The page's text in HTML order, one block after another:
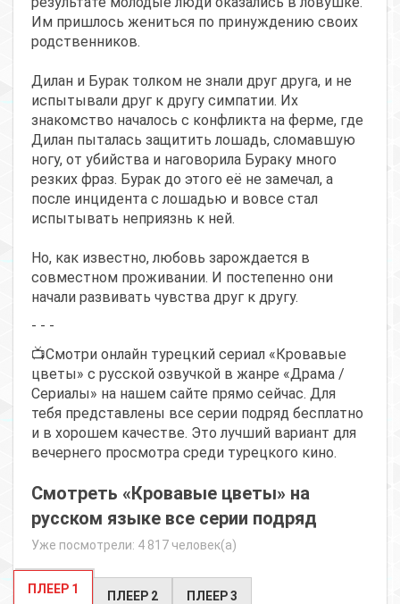
Им пришлось жениться по принуждению своих
родственников.
Дилан и Бурак толком не знали друг друга, и не
испытывали друг к другу симпатии. Их
знакомство началось с конфликта на ферме, где
Дилан пыталась защитить лошадь, сломавшую
ногу, от убийства и наговорила Бураку много
резких фраз. Бурак до этого её не замечал, а
после инцидента с лошадью и вовсе стал
испытывать неприязнь к ней.
Но, как известно, любовь зарождается в
совместном проживании. И постепенно они
начали развивать чувства друг к другу.
- - -
📺Смотри онлайн турецкий сериал «Кровавые
цветы» с русской озвучкой в жанре «Драма /
Сериалы» на нашем сайте прямо сейчас. Для
тебя представлены все серии подряд бесплатно
и в хорошем качестве. Это лучший вариант для
вечернего просмотра среди турецкого кино.
Смотреть «Кровавые цветы» на
русском языке все серии подряд
Уже посмотрели: 4 817 человек(а)
ПЛЕЕР 1 ПЛЕЕР 2 ПЛЕЕР 3